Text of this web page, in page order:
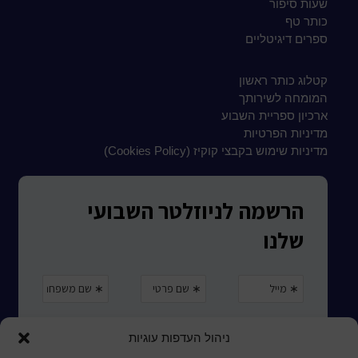
ניהול העדפות עוגיות
שעות סיפור
כותר טף
ספרים דיגיטליים
קטלוג כותר ראשון
המומחה לשירותך
ארכיון ספריית השבוע
מדיניות הפרטיות
מדיניות שימוש בקבצי קוקיז (Cookies Policy)